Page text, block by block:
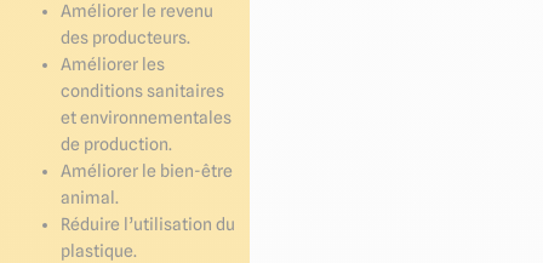
Améliorer le revenu
des producteurs.
Améliorer les
conditions sanitaires
et environnementales
de production.
Améliorer le bien-être
animal.
Réduire l’utilisation du
plastique.